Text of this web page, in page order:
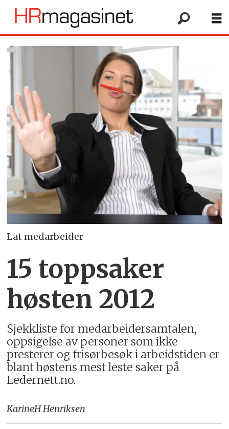
Lat medarbeider
15 toppsaker
høsten 2012
Sjekkliste for medarbeidersamtalen,
oppsigelse av personer som ikke
presterer og frisørbesøk i arbeidstiden er
blant høstens mest leste saker på
Ledernett.no.
KarineH Henriksen